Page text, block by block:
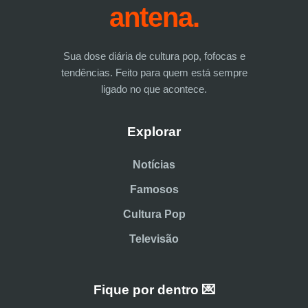
antena.
Sua dose diária de cultura pop, fofocas e
tendências. Feito para quem está sempre
ligado no que acontece.
Explorar
Notícias
Famosos
Cultura Pop
Televisão
Fique por dentro 💌